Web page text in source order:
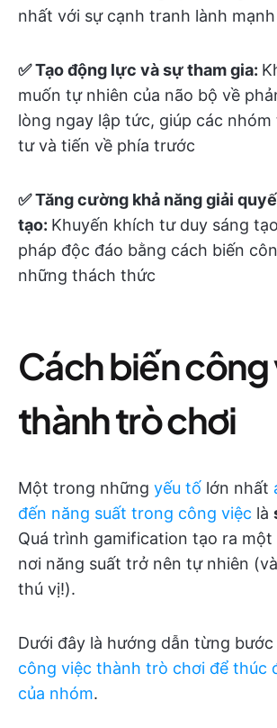
nhất với sự cạnh tranh lành
✅ Tạo động lực và sự tham gia:
muốn tự nhiên của não bộ về
lòng ngay lập tức, giúp các nhóm
tư và tiến về phía trước
✅ Tăng cường khả năng giải
tạo: Khuyến khích tư duy sáng
pháp độc đáo bằng cách biến
những thách thức
Cách biến
thành trò chơi
Một trong những yếu tố lớn nhất
đến năng suất trong công việc là
Quá trình gamification tạo ra
nơi năng suất trở nên tự nhiên
thú vị!).
Dưới đây là hướng dẫn từng bước
công việc thành trò chơi để thúc
của nhóm.